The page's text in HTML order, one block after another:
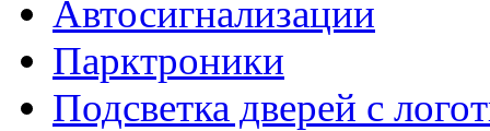
Автосигнализации
Парктроники
Подсветка дверей с